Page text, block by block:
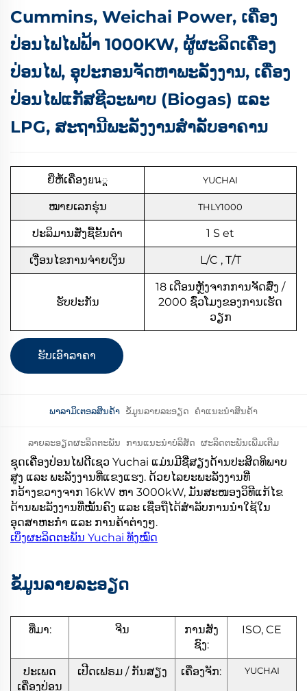
Cummins, Weichai Power, ເຄື່ອງ
ປ່ອນໄຟໄຟຟ້າ 1000KW, ຜູ້ຜະລິດເຄື່ອງ
ປ່ອນໄຟ, ອຸປະກອນຈັດຫາພະລັງງານ, ເຄື່ອງ
ປ່ອນໄຟແກັສຊີວະພາບ (Biogas) ແລະ
LPG, ສະຖານີພະລັງງານສຳລັບອາຄານ
ຍີ່ຫໍ້ເຄື່ອງยน្ត YUCHAI
ໝາຍເລກຮຸ່ນ THLY1000
ປະລິມານສັ່ງຊື້ຂັ້ນຕ່ຳ 1 S et
ເງື່ອນໄຂການຈ່າຍເງິນ L/C , T/T
ຮັບປະກັນ
18 ເດືອນຫຼັງຈາກການຈັດສົ່ງ /
2000 ຊົ່ວໂມງຂອງການເຮັດ
ວຽກ
ຮັບເອົາລາຄາ
ພາລາມິເຕອລສິນຄ້າ ຂໍ້ມູນລາຍລະອຽດ ຄຳແນະນຳສິນຄ້າ
ລາຍລະອຽດຜະລິດຕະພັນ ການແນະນຳບໍລິສັດ ຜະລິດຕະພັນເພີ່ມເຕີມ
ຊຸດເຄື່ອງປ່ອນໄຟດີເຊວ Yuchai ແມ່ນມີຊື່ສຽງດ້ານປະສິດທິພາບ
ສູງ ແລະ ພະລັງງານທີ່ແຂງແຮງ. ດ້ວຍໄລຍະພະລັງງານທີ່
ກວ້າງຂວາງຈາກ 16kW ຫາ 3000kW, ມັນສະໜອງວິທີແກ້ໄຂ
ດ້ານພະລັງງານທີ່ໝັ້ນຄົງ ແລະ ເຊື່ອຖືໄດ້ສຳລັບການນຳໃຊ້ໃນ
ອຸດສາຫະກຳ ແລະ ການຄ້າຕ່າງໆ.
ເບິ່ງຜະລິດຕະພັນ Yuchai ທັງໝົດ
ຂໍ້ມູນລາຍລະອຽດ
ທີ່ມາ: ຈີນ
ການສັງ
ຊົງ:
ISO, CE
ປະເພດ
ເຄື່ອງປ່ອນ
ເປີດເຟຣມ / ກັນສຽງ ເຄື່ອງຈັກ: YUCHAI